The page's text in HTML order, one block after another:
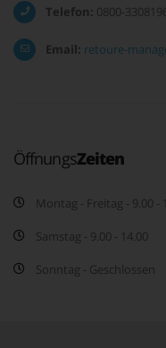
Telefon: 0800-3308196
Email: retoure-
ÖffnungsZeiten
Montag - Freitag - 9.00 -
Samstag - 9.00 - 14.00
Sonntag - Geschlossen